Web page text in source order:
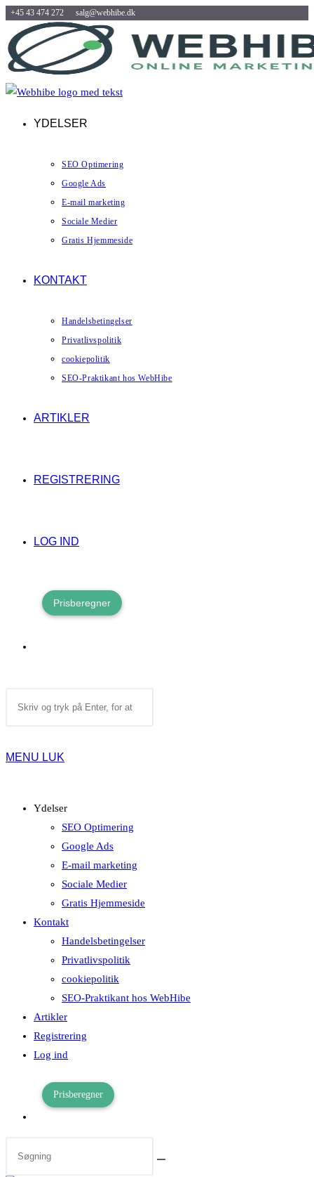
Skip
content
+45 43 474 272 salg@webhibe.dk
YDELSER
SEO Optimering
Google Ads
E-mail marketing
Sociale Medier
Gratis Hjemmeside
KONTAKT
Handelsbetingelser
Privatlivspolitik
cookiepolitik
SEO-Praktikant hos WebHibe
ARTIKLER
REGISTRERING
LOG IND
Prisberegner
WEBSITE
MENU LUK
Ydelser
SEO Optimering
Google Ads
E-mail marketing
Sociale Medier
Gratis Hjemmeside
Kontakt
Handelsbetingelser
Privatlivspolitik
cookiepolitik
SEO-Praktikant hos WebHibe
Artikler
Registrering
Log ind
Prisberegner
search